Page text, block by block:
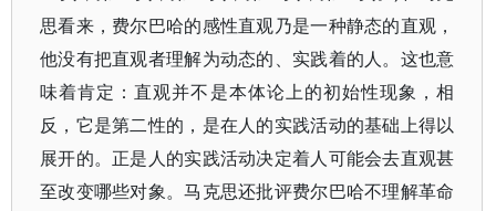
思看来，费尔巴哈的感性直观乃是一种静态的直观，
他没有把直观者理解为动态的、实践着的人。这也意
味着肯定：直观并不是本体论上的初始性现象，相
反，它是第二性的，是在人的实践活动的基础上得以
展开的。正是人的实践活动决定着人可能会去直观甚
至改变哪些对象。马克思还批评费尔巴哈不理解革命